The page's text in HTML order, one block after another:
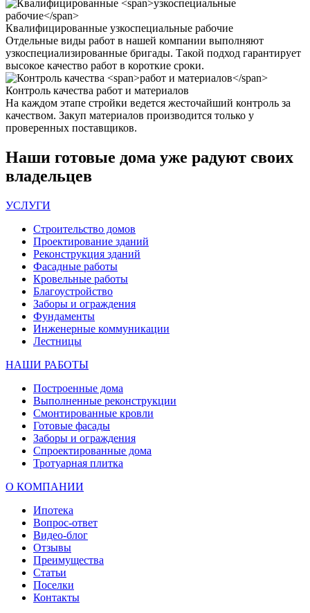
Квалифицированные узкоспециальные рабочие
Отдельные виды работ в нашей компании выполняют
узкоспециализированные бригады. Такой подход гарантирует
высокое качество работ в короткие сроки.
Контроль качества работ и материалов
На каждом этапе стройки ведется жесточайший контроль за
качеством. Закуп материалов производится только у
проверенных поставщиков.
Наши готовые дома уже радуют своих
владельцев
УСЛУГИ
Строительство домов
Проектирование зданий
Реконструкция зданий
Фасадные работы
Кровельные работы
Благоустройство
Заборы и ограждения
Фундаменты
Инженерные коммуникации
Лестницы
НАШИ РАБОТЫ
Построенные дома
Выполненные реконструкции
Смонтированные кровли
Готовые фасады
Заборы и ограждения
Спроектированные дома
Тротуарная плитка
О КОМПАНИИ
Ипотека
Вопрос-ответ
Видео-блог
Отзывы
Преимущества
Статьи
Поселки
Контакты